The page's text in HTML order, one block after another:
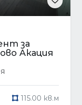
за
Акация
115.00 кв.м